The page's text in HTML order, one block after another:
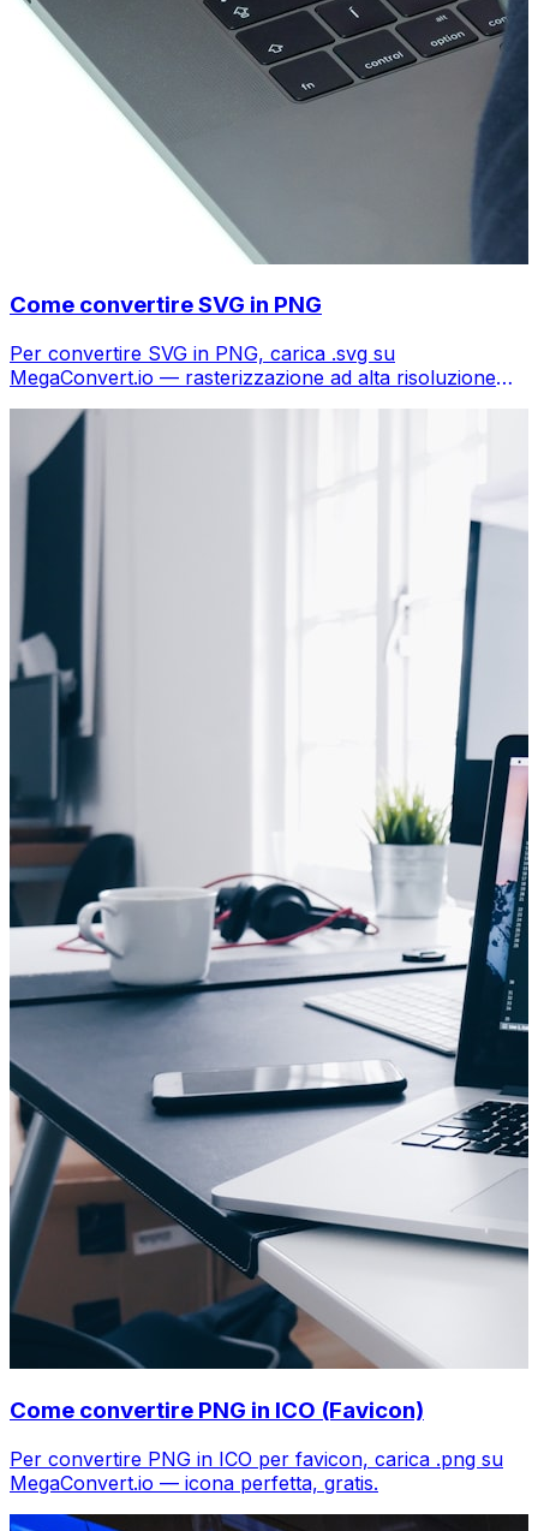
Come convertire SVG in PNG
Per convertire SVG in PNG, carica .svg su
MegaConvert.io — rasterizzazione ad alta risoluzione
Come convertire PNG in ICO (Favicon)
Per convertire PNG in ICO per favicon, carica .png su
MegaConvert.io — icona perfetta, gratis.